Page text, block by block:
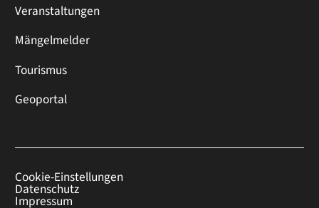
Veranstaltungen
Mängelmelder
Tourismus
Geoportal
Cookie-Einstellungen
Datenschutz
Impressum